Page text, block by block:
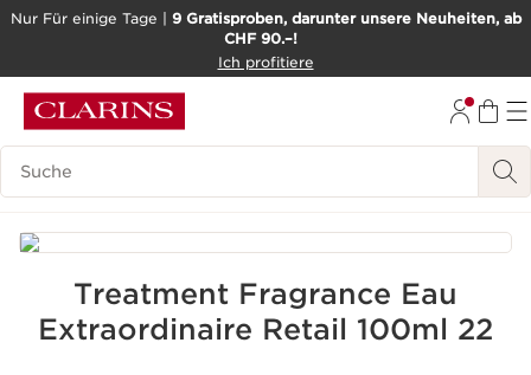
BARRIEREFREIHEITSWERKZEUG
Nur Für einige Tage | 9 Gratisproben, darunter unsere Neuheiten, ab
CHF 90.–!
Ich profitiere
Legende suchen
Treatment Fragrance Eau
Extraordinaire Retail 100ml 22